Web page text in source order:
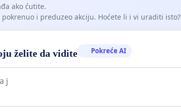
ako ćutite.
i preduzeo akciju. Hoćete li i vi uraditi isto?
želite da vidite Pokreće AI